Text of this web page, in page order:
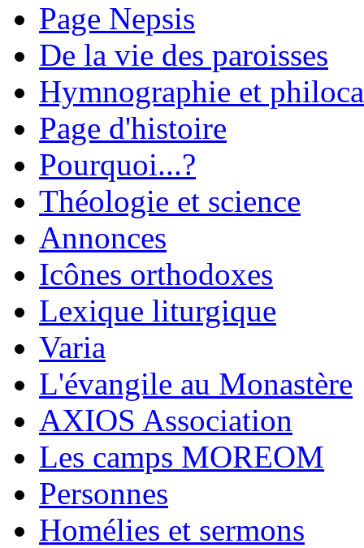
Page Nepsis
De la vie des paroisses
Hymnographie et
Page d'histoire
Pourquoi...?
Théologie et science
Annonces
Icônes orthodoxes
Lexique liturgique
Varia
L'évangile au Monastère
AXIOS Association
Les camps MOREOM
Personnes
Homélies et sermons